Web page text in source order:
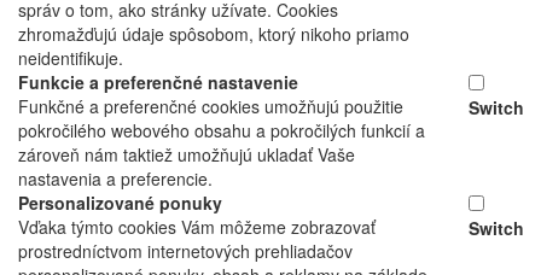
správ o tom, ako stránky užívate. Cookies
zhromažďujú údaje spôsobom, ktorý nikoho priamo
neidentifikuje.
Funkcie a preferenčné nastavenie
Funkčné a preferenčné cookies umožňujú použitie
pokročilého webového obsahu a pokročilých funkcií a
zároveň nám taktiež umožňujú ukladať Vaše
nastavenia a preferencie.
Switch
Personalizované ponuky
Vďaka týmto cookies Vám môžeme zobrazovať
prostredníctvom internetových prehliadačov
Switch